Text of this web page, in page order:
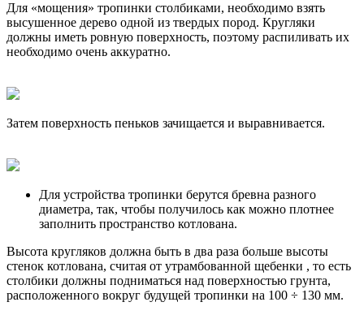
Для «мощения» тропинки столбиками, необходимо взять
высушенное дерево одной из твердых пород. Кругляки
должны иметь ровную поверхность, поэтому распиливать их
необходимо очень аккуратно.
Затем поверхность пеньков зачищается и выравнивается.
Для устройства тропинки берутся бревна разного
диаметра, так, чтобы получилось как можно плотнее
заполнить пространство котлована.
Высота кругляков должна быть в два раза больше высоты
стенок котлована, считая от утрамбованной щебенки , то есть
столбики должны подниматься над поверхностью грунта,
расположенного вокруг будущей тропинки на 100 ÷ 130 мм.